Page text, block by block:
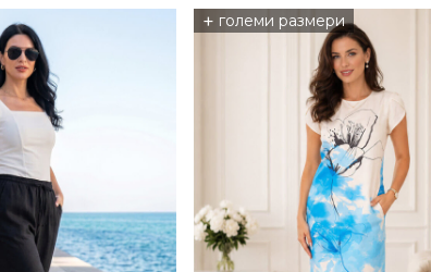
+ големи размери